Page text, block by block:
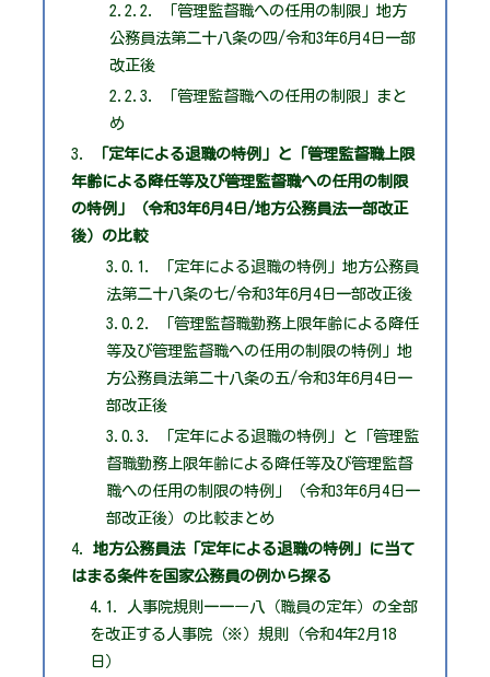
「管理監督職への任用の制限」地方
公務員法第二十八条の四/令和3年6月4日一部
改正後
「管理監督職への任用の制限」まと
め
「定年による退職の特例」と「管理監督職上限
年齢による降任等及び管理監督職への任用の制限
の特例」（令和3年6月4日/地方公務員法一部改正
後）の比較
「定年による退職の特例」地方公務員
法第二十八条の七/令和3年6月4日一部改正後
「管理監督職勤務上限年齢による降任
等及び管理監督職への任用の制限の特例」地
方公務員法第二十八条の五/令和3年6月4日一
部改正後
「定年による退職の特例」と「管理監
督職勤務上限年齢による降任等及び管理監督
職への任用の制限の特例」（令和3年6月4日一
部改正後）の比較まとめ
地方公務員法「定年による退職の特例」に当て
はまる条件を国家公務員の例から探る
人事院規則一一ー八（職員の定年）の全部
を改正する人事院（※）規則（令和4年2月18
日）